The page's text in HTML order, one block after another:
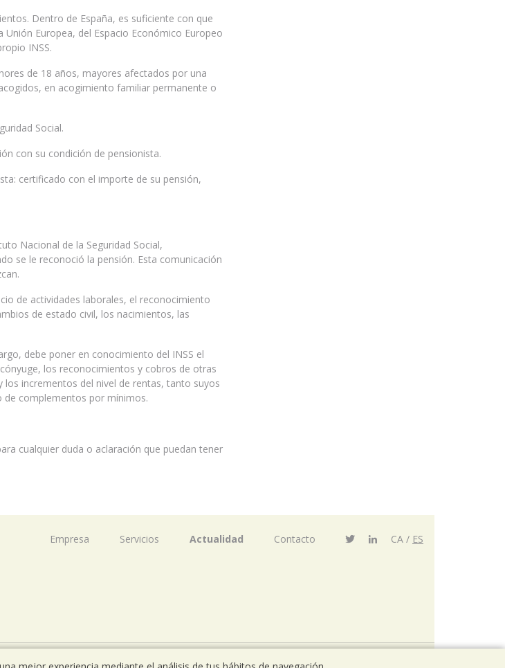
Dentro de España, es suficiente con que
Europea, del Espacio Económico Europeo
INSS.
de 18 años, mayores afectados por una
en acogimiento familiar permanente o
Social.
con su condición de pensionista.
certificado con el importe de su pensión,
Nacional de la Seguridad Social,
se le reconoció la pensión. Esta comunicación
de actividades laborales, el reconocimiento
de estado civil, los nacimientos, las
debe poner en conocimiento del INSS el
los reconocimientos y cobros de otras
incrementos del nivel de rentas, tanto suyos
de complementos por mínimos.
cualquier duda o aclaración que puedan tener
Empresa Servicios Actualidad Contacto CA ES